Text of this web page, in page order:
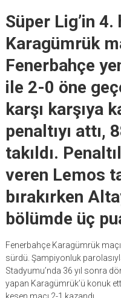
Süper Lig’in
Karagümrük
Fenerbahçe
ile 2-0 öne
karşı karşıya
penaltıyı attı,
takıldı.
veren Lemos
bırakırken
bölümde üç
Fenerbahçe Karagümrük
sürdü. Şampiyonluk
Stadyumu’nda 36 yıl sonra
yapan Karagümrük’ü konuk